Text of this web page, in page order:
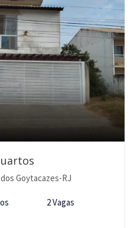
Goytacazes-RJ
2 Vagas